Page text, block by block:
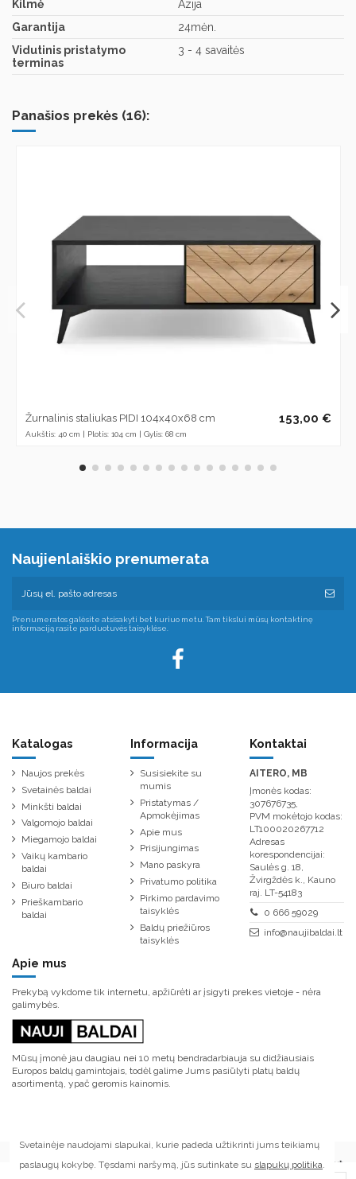
Kilmė
Azija
Garantija
24mėn.
Vidutinis pristatymo
terminas
3 - 4 savaitės
Panašios prekės (16):
Žurnalinis staliukas PIDI 104x40x68 cm
Aukštis: 40 cm | Plotis: 104 cm | Gylis: 68 cm
153,00 €
Naujienlaiškio prenumerata
Prenumeratos galėsite atsisakyti bet kuriuo metu. Tam tikslui mūsų kontaktinę
informaciją rasite parduotuvės taisyklėse.
Katalogas
Naujos prekės
Svetainės baldai
Minkšti baldai
Valgomojo baldai
Miegamojo baldai
Vaikų kambario
baldai
Biuro baldai
Prieškambario
baldai
Informacija
Susisiekite su
mumis
Pristatymas /
Apmokėjimas
Apie mus
Prisijungimas
Mano paskyra
Privatumo politika
Pirkimo pardavimo
taisyklės
Baldų priežiūros
taisyklės
Kontaktai
AITERO, MB
Įmonės kodas:
307676735,
PVM mokėtojo kodas:
LT100020267712
Adresas
korespondencijai:
Saulės g. 18,
Žvirgždės k., Kauno
raj. LT-54183
0 666 59029
info@naujibaldai.lt
Apie mus
Prekybą vykdome tik internetu, apžiūrėti ar įsigyti prekes vietoje - nėra
galimybės.
Mūsų įmonė jau daugiau nei 10 metų bendradarbiauja su didžiausiais
Europos baldų gamintojais, todėl galime Jums pasiūlyti platų baldų
asortimentą, ypač geromis kainomis.
Svetainėje naudojami slapukai, kurie padeda užtikrinti jums teikiamų
paslaugų kokybę. Tęsdami naršymą, jūs sutinkate su slapukų politika.